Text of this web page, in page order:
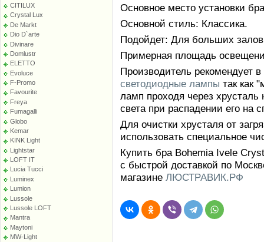
CITILUX
Crystal Lux
De Markt
Dio D`arte
Divinare
Domlustr
ELETTO
Evoluce
F-Promo
Favourite
Freya
Fumagalli
Globo
Kemar
KINK Light
Lightstar
LOFT IT
Lucia Tucci
Luminex
Lumion
Lussole
Lussole LOFT
Mantra
Maytoni
MW-Light
Основное место установки
Основной стиль: Классика.
Подойдет: Для больших
Примерная площадь
Производитель рекомендует
светодиодные лампы так как
ламп проходя через хрусталь
света при распадении его на
Для очистки хрусталя от
использовать специальное
Купить бра Bohemia Ivele
с быстрой доставкой по
магазине ЛЮСТРАВИК.РФ